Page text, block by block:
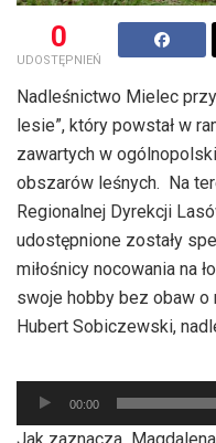
0
UDOSTĘPNIEŃ
Nadleśnictwo Mielec
lesie”, który powstał w
zawartych w
obszarów leśnych. Na
Regionalnej Dyrekcji
udostępnione zostały
miłośnicy nocowania na
swoje hobby bez obaw
Hubert Sobiczewski,
Odtwarzacz
plików
00:00